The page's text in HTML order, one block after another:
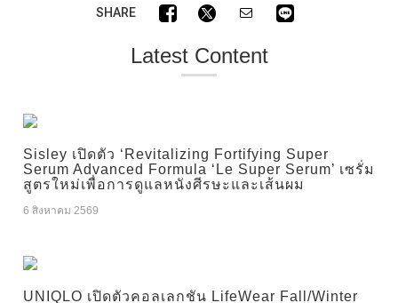
SHARE
Latest Content
Sisley เปิดตัว ‘Revitalizing Fortifying Super
Serum Advanced Formula ‘Le Super Serum’ เซรั่ม
สูตรใหม่เพื่อการดูแลหนังศีรษะและเส้นผม
6 สิงหาคม 2569
UNIQLO เปิดตัวคอลเลกชัน LifeWear Fall/Winter